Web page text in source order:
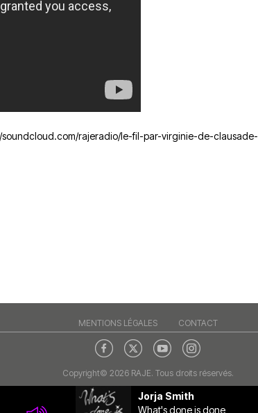
soundcloud.com/rajeradio/le-fil-par-virginie-de-clausade-
Jorja Smith
What's done is done
MENTIONS LÉGALES CONTACT
Copyright© 2026 RAJE. Tous droits réservés.